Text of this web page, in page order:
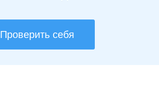
Проверить себя